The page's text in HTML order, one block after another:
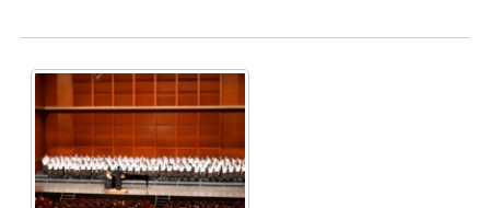
入試情報
アクセス
お問い合わせ